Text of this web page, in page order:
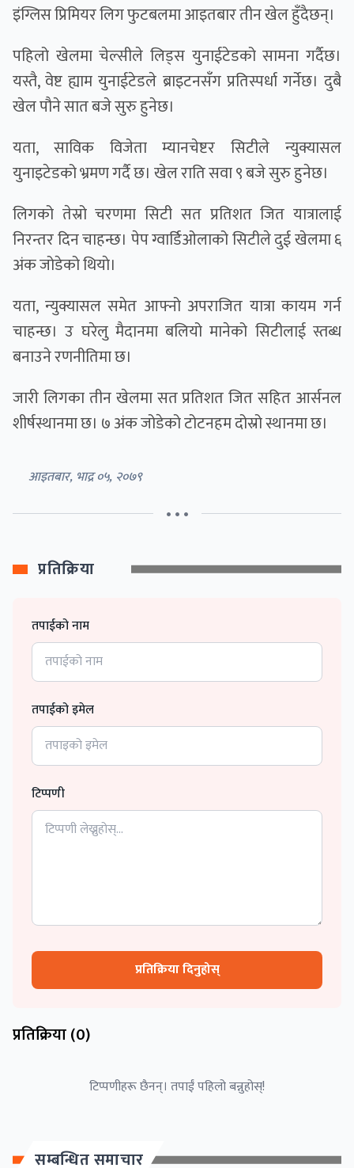
इंग्लिस प्रिमियर लिग फुटबलमा आइतबार तीन खेल हुँदैछन्।
पहिलो खेलमा चेल्सीले लिड्स युनाईटेडको सामना गर्दैछ।
यस्तै, वेष्ट ह्याम युनाईटेडले ब्राइटनसँग प्रतिस्पर्धा गर्नेछ। दुबै
खेल पौने सात बजे सुरु हुनेछ।
यता, साविक विजेता म्यानचेष्टर सिटीले न्युक्यासल
युनाइटेडको भ्रमण गर्दै छ। खेल राति सवा ९ बजे सुरु हुनेछ।
लिगको तेस्रो चरणमा सिटी सत प्रतिशत जित यात्रालाई
निरन्तर दिन चाहन्छ। पेप ग्वार्डिओलाको सिटीले दुई खेलमा ६
अंक जोडेको थियाे।
यता, न्युक्यासल समेत आफ्नो अपराजित यात्रा कायम गर्न
चाहन्छ। उ घरेलु मैदानमा बलियो मानेको सिटीलाई स्तब्ध
बनाउने रणनीतिमा छ।
जारी लिगका तीन खेलमा सत प्रतिशत जित सहित आर्सनल
शीर्षस्थानमा छ। ७ अंक जोडेको टोटनहम दोस्रो स्थानमा छ।
आइतबार, भाद्र ०५, २०७९
• • •
प्रतिक्रिया
तपाईको नाम
तपाईको इमेल
टिप्पणी
प्रतिक्रिया दिनुहोस्
प्रतिक्रिया (0)
टिप्पणीहरू छैनन्। तपाईं पहिलो बन्नुहोस्!
सम्बन्धित समाचार